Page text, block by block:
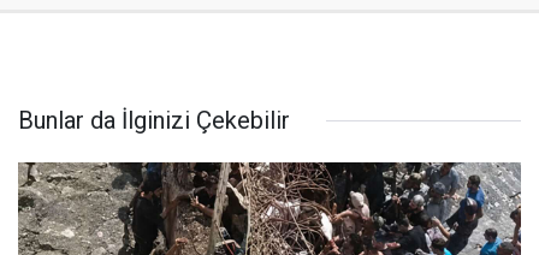
Bunlar da İlginizi Çekebilir